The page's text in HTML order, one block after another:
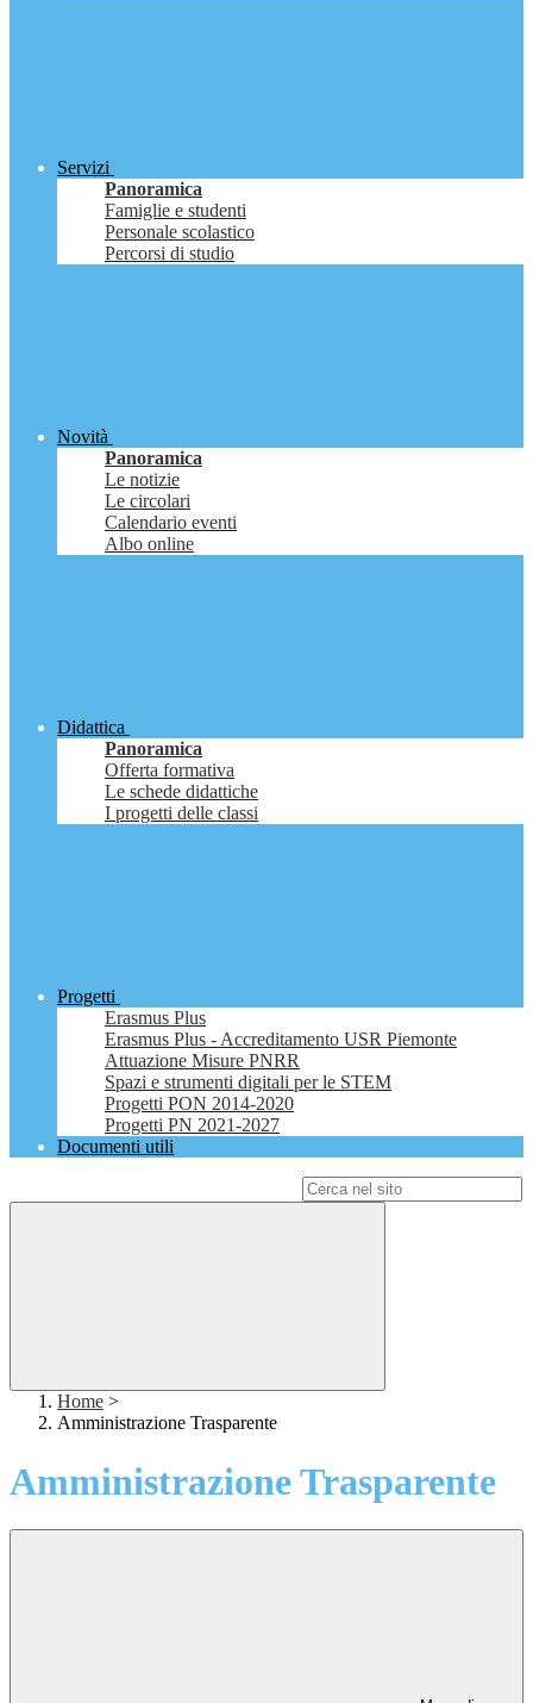
Servizi
Panoramica
Famiglie e studenti
Personale scolastico
Percorsi di studio
Novità
Panoramica
Le notizie
Le circolari
Calendario eventi
Albo online
Didattica
Panoramica
Offerta formativa
Le schede didattiche
I progetti delle classi
Progetti
Erasmus Plus
Erasmus Plus - Accreditamento USR Piemonte
Attuazione Misure PNRR
Spazi e strumenti digitali per le STEM
Progetti PON 2014-2020
Progetti PN 2021-2027
Documenti utili
Home >
Amministrazione Trasparente
Amministrazione Trasparente